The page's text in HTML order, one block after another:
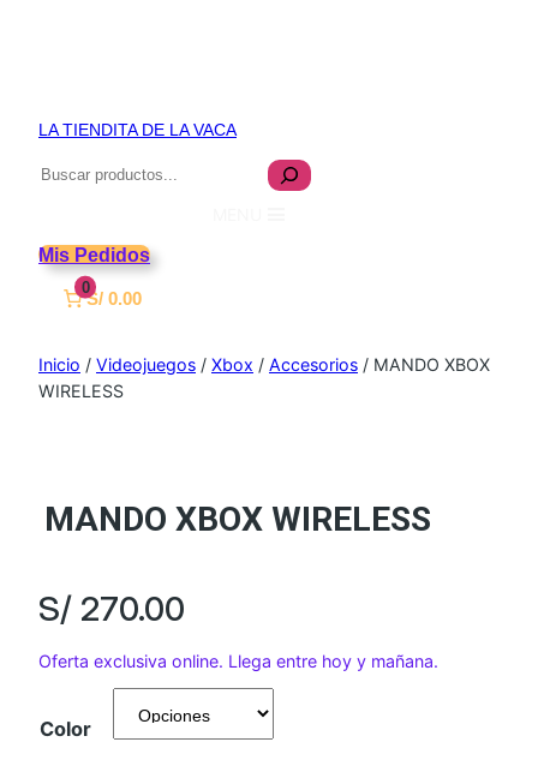
LA TIENDITA DE LA VACA
Buscar
Mis Pedidos
0
S/ 0.00
Inicio / Videojuegos / Xbox / Accesorios / MANDO XBOX
WIRELESS
MANDO XBOX WIRELESS
S/ 270.00
Oferta exclusiva online. Llega entre hoy y mañana.
Color